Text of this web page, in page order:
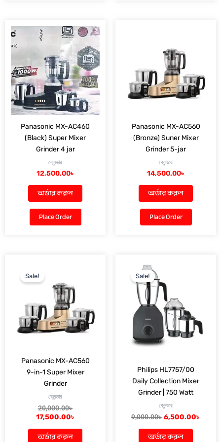
Panasonic MX-AC460
(Black) Super Mixer
Grinder 4 jar
ব্লেন্ডার
12,500.00৳
অর্ডার করুন
Place Order
Panasonic MX-AC560
(Bronze) Suner Mixer
Grinder 5-jar
ব্লেন্ডার
14,500.00৳
অর্ডার করুন
Place Order
Sale!
Panasonic MX-AC560
9-in-1 Super Mixer
Grinder
ব্লেন্ডার
20,000.00৳
20,000.00৳ .
17,500.00৳
17,500.00৳ .
অর্ডার করুন
Sale!
Philips HL7757/00
Daily Collection Mixer
Grinder | 750 Watt
ব্লেন্ডার
9,000.00৳
9,000.00৳ .
6,500.00৳
অর্ডার করুন